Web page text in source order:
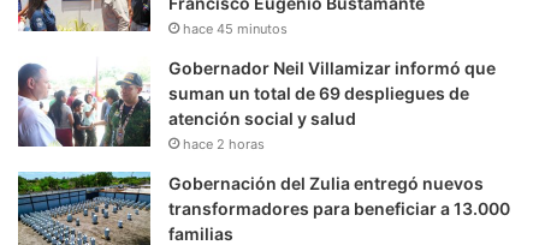
hace 45 minutos
Gobernador Neil Villamizar informó que
suman un total de 69 despliegues de
atención social y salud
hace 2 horas
Gobernación del Zulia entregó nuevos
transformadores para beneficiar a 13.000
familias